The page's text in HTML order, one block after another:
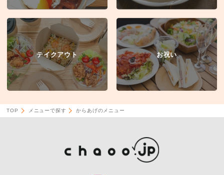
テイクアウト お祝い
TOP メニューで探す からあげのメニュー